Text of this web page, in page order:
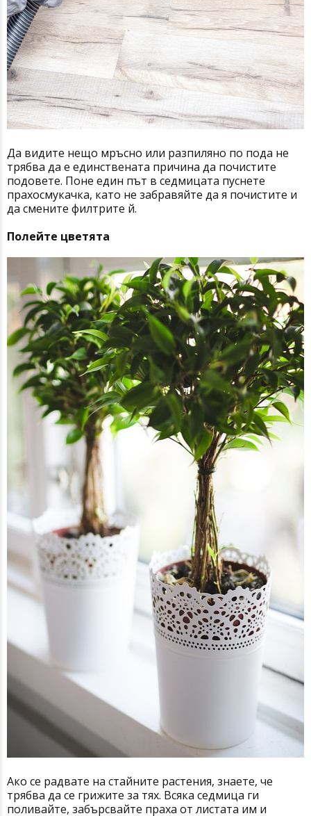
Да видите нещо мръсно или разпиляно по пода не
трябва да е единствената причина да почистите
подовете. Поне един път в седмицата пуснете
прахосмукачка, като не забравяйте да я почистите и
да смените филтрите й.
Полейте цветята
Ако се радвате на стайните растения, знаете, че
трябва да се грижите за тях. Всяка седмица ги
поливайте, забърсвайте праха от листата им и